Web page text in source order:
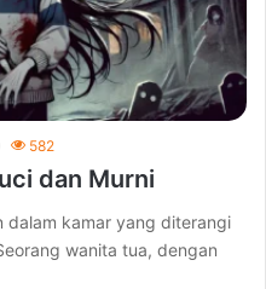
582
dan Murni
dalam kamar yang diterangi
wanita tua, dengan